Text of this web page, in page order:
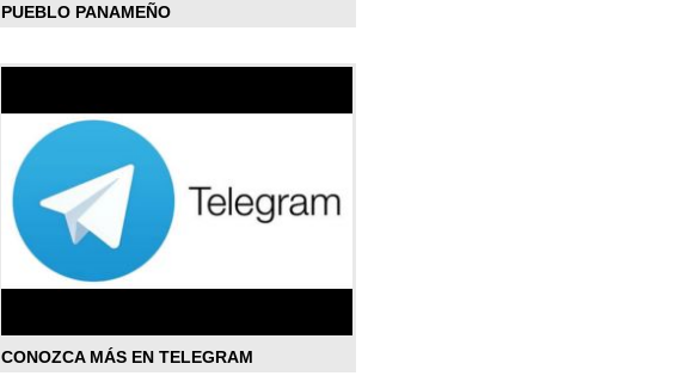
PUEBLO PANAMEÑO
CONOZCA MÁS EN TELEGRAM